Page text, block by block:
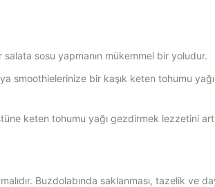
salata sosu yapmanın mükemmel bir yoludur.
smoothielerinize bir kaşık keten tohumu
keten tohumu yağı gezdirmek lezzetini
Buzdolabında saklanması, tazelik ve